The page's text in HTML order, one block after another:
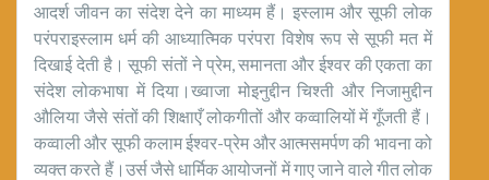
आदर्श जीवन का संदेश देने का माध्यम हैं। इस्लाम और सूफी लोक
परंपराइस्लाम धर्म की आध्यात्मिक परंपरा विशेष रूप से सूफी मत में
दिखाई देती है। सूफी संतों ने प्रेम, समानता और ईश्वर की एकता का
संदेश लोकभाषा में दिया।ख्वाजा मोइनुद्दीन चिश्ती और निजामुद्दीन
औलिया जैसे संतों की शिक्षाएँ लोकगीतों और कव्वालियों में गूँजती हैं।
कव्वाली और सूफी कलाम ईश्वर-प्रेम और आत्मसमर्पण की भावना को
व्यक्त करते हैं।उर्स जैसे धार्मिक आयोजनों में गाए जाने वाले गीत लोक